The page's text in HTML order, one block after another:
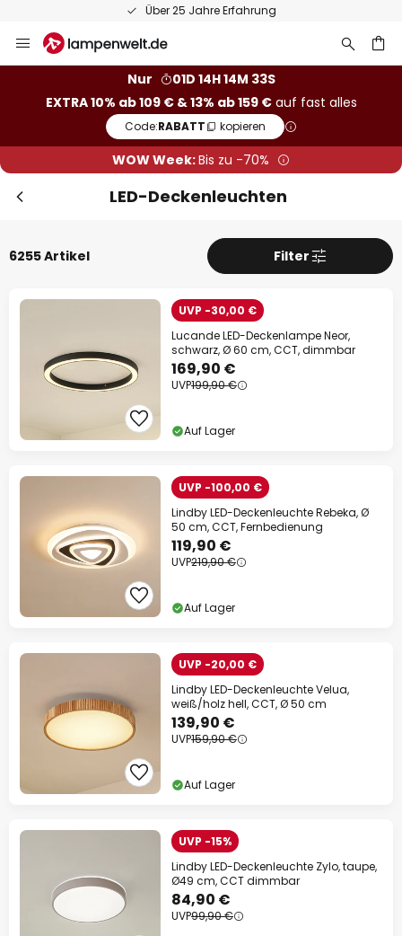
50 Tage kostenlose Retoure
Inhalt
Nur
01D 14H 14M 31S
EXTRA 10% ab 109 € & 13% ab 159 €auf fast alles
Code:RABATT kopieren
WOW Week:Bis zu -70%
LED-Deckenleuchten
6255 Artikel Filter
UVP -30,00 €
Lucande LED-Deckenlampe Neor,
schwarz, Ø 60 cm, CCT, dimmbar
169,90 €
UVP199,90 €
Auf Lager
UVP -100,00 €
Lindby LED-Deckenleuchte Rebeka, Ø
50 cm, CCT, Fernbedienung
119,90 €
UVP219,90 €
Auf Lager
UVP -20,00 €
Lindby LED-Deckenleuchte Velua,
weiß/holz hell, CCT, Ø 50 cm
139,90 €
UVP159,90 €
Auf Lager
UVP -15%
Lindby LED-Deckenleuchte Zylo, taupe,
Ø49 cm, CCT dimmbar
84,90 €
UVP99,90 €
Extra-Rabatt
10% Rabattab 109 €
13% Rabatt
Ihr Code: RABATT kopieren
Jetzt einlösen
*Ausgenommene Hersteller